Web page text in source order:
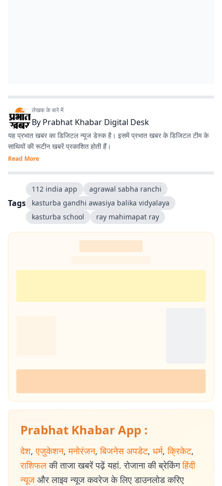
लेखक के बारे में
By Prabhat Khabar Digital Desk
यह प्रभात खबर का डिजिटल न्यूज डेस्क है। इसमें प्रभात खबर के डिजिटल टीम के
साथियों की रूटीन खबरें प्रकाशित होती हैं।
Read More
Tags
112 india app
agrawal sabha ranchi
kasturba gandhi awasiya balika vidyalaya
kasturba school
ray mahimapat ray
Prabhat Khabar App :
देश, एजुकेशन, मनोरंजन, बिजनेस अपडेट, धर्म, क्रिकेट,
राशिफल की ताजा खबरें पढ़ें यहां. रोजाना की ब्रेकिंग हिंदी
न्यूज और लाइव न्यूज कवरेज के लिए डाउनलोड करिए